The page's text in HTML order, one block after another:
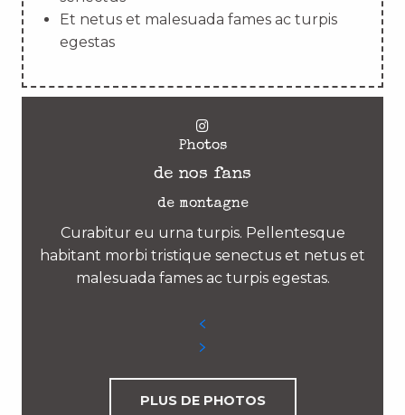
Et netus et malesuada fames ac turpis
egestas
Photos
de nos fans
de montagne
Curabitur eu urna turpis. Pellentesque
habitant morbi tristique senectus et netus et
malesuada fames ac turpis egestas.
PLUS DE PHOTOS